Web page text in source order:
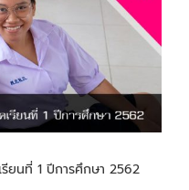
ยนที่ 1 ปีการศึกษา 2562